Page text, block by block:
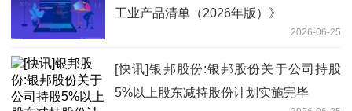
工业产品清单（2026年版）》
2026-06-25
[快讯]银邦股份:银邦股份关于公司持股
5%以上股东减持股份计划实施完毕